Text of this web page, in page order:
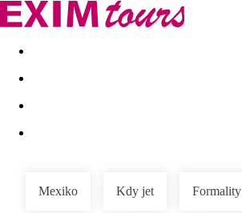
Akční nabídky Last minute
Mexiko Kdy jet Formality